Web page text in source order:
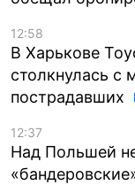
12:58
В Харькове
столкнулась с
пострадавших
12:37
Над Польшей